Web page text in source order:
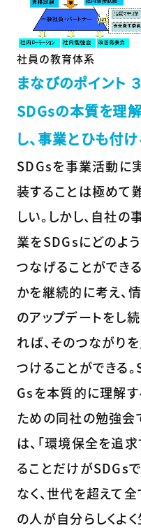
社員の教育体系
まなびのポイント ３
SDGsの本質を理解
し、事業とひも付
SDGsを事業活動に
装することは極めて
しい。しかし、自社の
業をSDGsにどのよ
つなげることができ
かを継続的に考え、
のアップデートをし
れば、そのつながり
つけることができる。
Gsを本質的に理解す
ための同社の勉強会
は、「環境保全を追求
ることだけがSDGs
なく、世代を超えて全
の人が自分らしくよく